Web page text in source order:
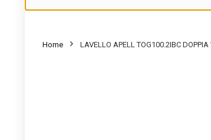
Home LAVELLO APELL TOG100.2IBC